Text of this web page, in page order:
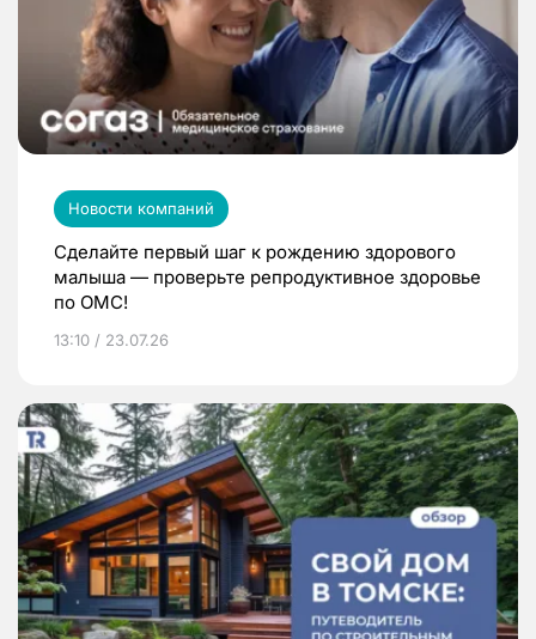
Новости компаний
Сделайте первый шаг к рождению здорового
малыша — проверьте репродуктивное здоровье
по ОМС!
13:10 / 23.07.26